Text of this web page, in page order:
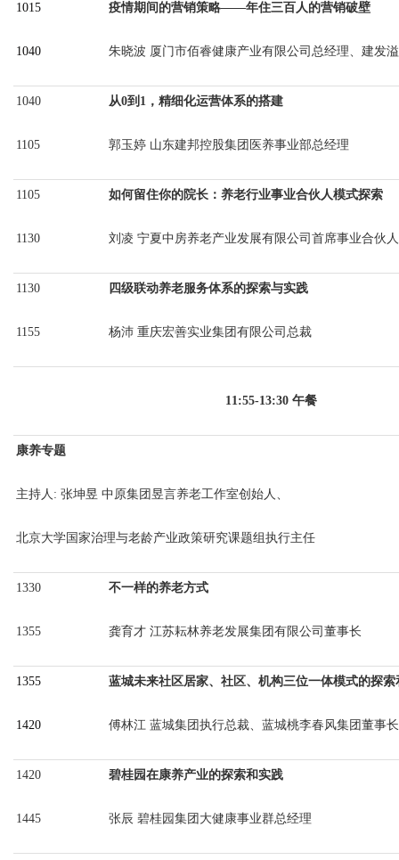
1015
1040
疫情期间的营销策略——年住三百人的营销破壁
朱晓波 厦门市佰睿健康产业有限公司总经理、建发
1040
1105
从0到1，精细化运营体系的搭建
郭玉婷 山东建邦控股集团医养事业部总经理
1105
1130
如何留住你的院长：养老行业事业合伙人模式探索
刘凌 宁夏中房养老产业发展有限公司首席事业合伙人
1130
1155
四级联动养老服务体系的探索与实践
杨沛 重庆宏善实业集团有限公司总裁
11:55-13:30 午餐
康养专题
主持人 : 张坤昱 中原集团昱言养老工作室创始人、
北京大学国家治理与老龄产业政策研究课题组执行主任
1330
1355
不一样的养老方式
龚育才 江苏耘林养老发展集团有限公司董事长
1355
1420
蓝城未来社区居家、社区、机构三位一体模式的探索
傅林江 蓝城集团执行总裁、蓝城桃李春风集团董事长
1420
1445
碧桂园在康养产业的探索和实践
张辰 碧桂园集团大健康事业群总经理